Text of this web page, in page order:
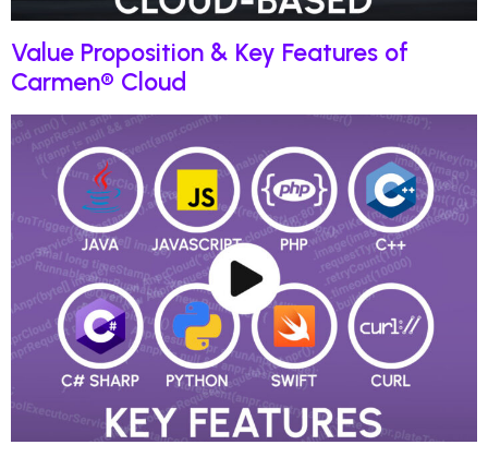
Value Proposition & Key Features of
Carmen® Cloud